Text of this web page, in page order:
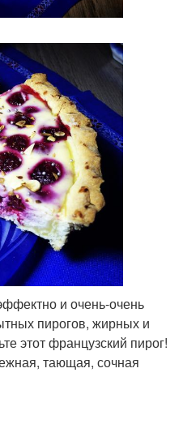
и очень-очень
пирогов, жирных и
этот французский пирог!
тающая, сочная